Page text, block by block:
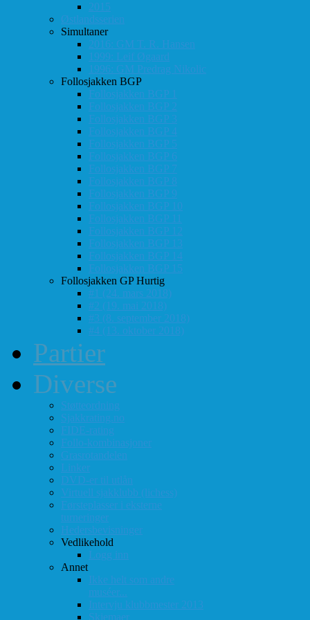
2015
Østlandsserien
Simultaner
2016: GM T. R. Hansen
1999: Leif Øgaard
1996: GM Predrag Nikolic
Follosjakken BGP
Follosjakken BGP 1
Follosjakken BGP 2
Follosjakken BGP 3
Follosjakken BGP 4
Follosjakken BGP 5
Follosjakken BGP 6
Follosjakken BGP 7
Follosjakken BGP 8
Follosjakken BGP 9
Follosjakken BGP 10
Follosjakken BGP 11
Follosjakken BGP 12
Follosjakken BGP 13
Follosjakken BGP 14
Follosjakken BGP 15
Follosjakken GP Hurtig
#1 (24. mars 2018)
#2 (19. mai 2018)
#3 (8. september 2018)
#4 (13. oktober 2018)
Partier
Diverse
Støtteordning
Sjakkrating.no
FIDE-rating
Follo-kombinasjoner
Grasrotandelen
Linker
DVD-er til utlån
Virtuell sjakklubb (lichess)
Førsteplasser i eksterne
turneringer
Hedersbevisninger
Vedlikehold
Logg inn
Annet
Ikke helt som andre
muséer...
Intervju klubbmester 2013
Skjemaer